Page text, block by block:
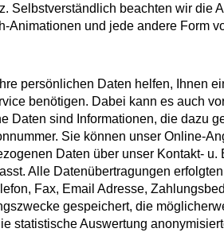
Selbstverständlich beachten wir
Animationen und jede andere Form
persönlichen Daten helfen, Ihnen
benötigen. Dabei kann es auch
Daten sind Informationen, die dazu
Sie können unser Online-
Daten über unser Kontakt-
Alle Datenübertragungen
Fax, Email Adresse,
gespeichert, die
statistische Auswertung